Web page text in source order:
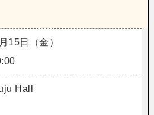
15日（金）
Hall